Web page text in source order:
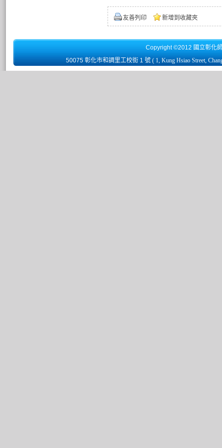
友善列印 新增到收藏夾
Copyright ©2012 國立彰化
50075 彰化市和調里工校街 1 號 ( 1, Kung Hsiao Street,